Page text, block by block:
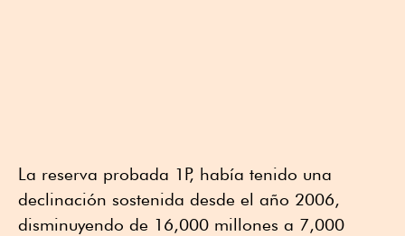
La reserva probada 1P, había tenido una
declinación sostenida desde el año 2006,
disminuyendo de 16,000 millones a 7,000